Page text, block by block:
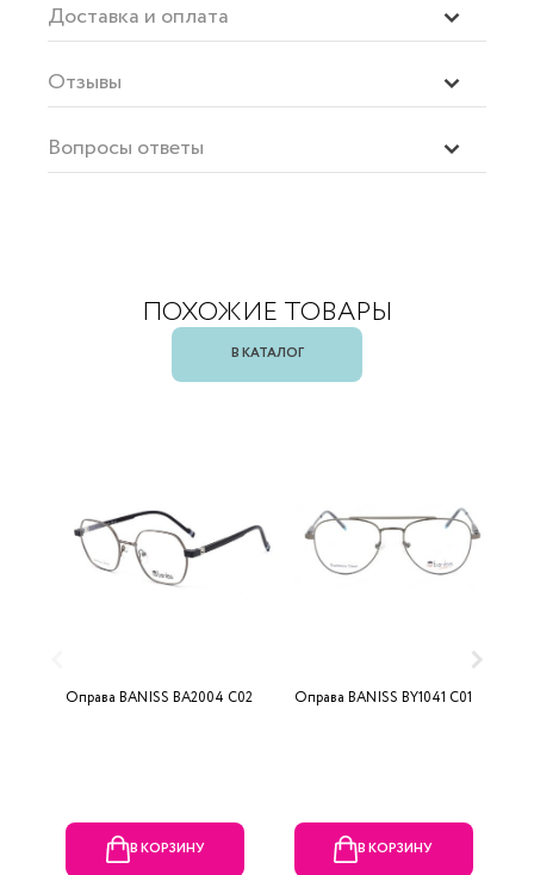
Доставка и оплата
Отзывы
Вопросы ответы
ПОХОЖИЕ ТОВАРЫ
В КАТАЛОГ
Оправа BANISS BA2004 C02
В КОРЗИНУ
Оправа BANISS BY1041 C01
В КОРЗИНУ